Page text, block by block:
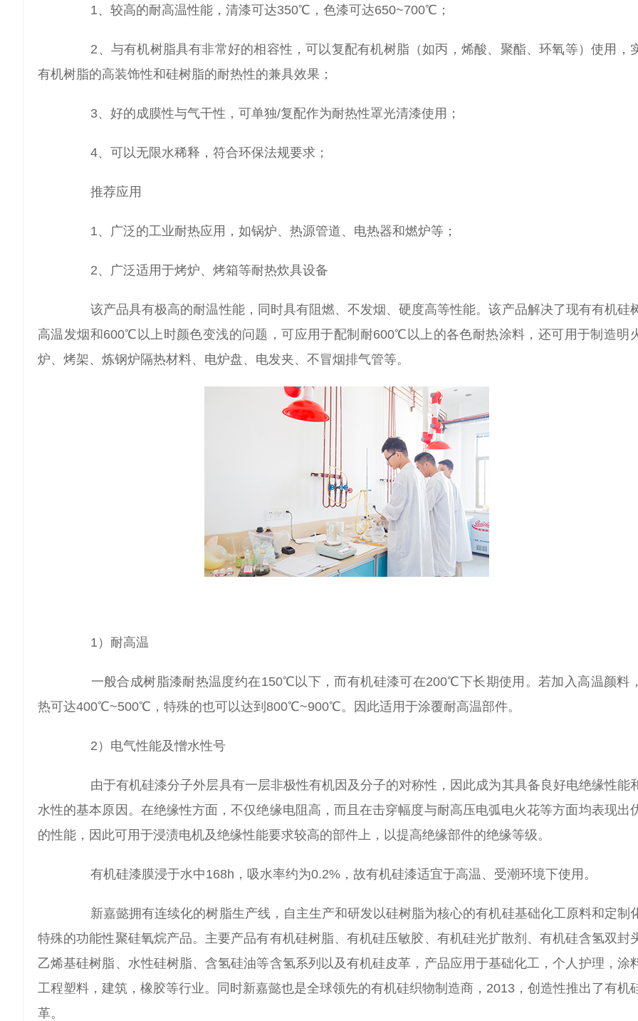
1、较高的耐高温性能，清漆可达350℃，色漆可达650~700℃；
2、与有机树脂具有非常好的相容性，可以复配有机树脂（如丙，烯酸、聚酯、环氧等）使用，
有机树脂的高装饰性和硅树脂的耐热性的兼具效果；
3、好的成膜性与气干性，可单独/复配作为耐热性罩光清漆使用；
4、可以无限水稀释，符合环保法规要求；
推荐应用
1、广泛的工业耐热应用，如锅炉、热源管道、电热器和燃炉等；
2、广泛适用于烤炉、烤箱等耐热炊具设备
该产品具有极高的耐温性能，同时具有阻燃、不发烟、硬度高等性能。该产品解决了现有有机硅
高温发烟和600℃以上时颜色变浅的问题，可应用于配制耐600℃以上的各色耐热涂料，还可用于制造明
炉、烤架、炼钢炉隔热材料、电炉盘、电发夹、不冒烟排气管等。
1）耐高温
一般合成树脂漆耐热温度约在150℃以下，而有机硅漆可在200℃下长期使用。若加入高温颜料
热可达400℃~500℃，特殊的也可以达到800℃~900℃。因此适用于涂覆耐高温部件。
2）电气性能及憎水性号
由于有机硅漆分子外层具有一层非极性有机因及分子的对称性，因此成为其具备良好电绝缘性能
水性的基本原因。在绝缘性方面，不仅绝缘电阻高，而且在击穿幅度与耐高压电弧电火花等方面均表现出
的性能，因此可用于浸渍电机及绝缘性能要求较高的部件上，以提高绝缘部件的绝缘等级。
有机硅漆膜浸于水中168h，吸水率约为0.2%，故有机硅漆适宜于高温、受潮环境下使用。
新嘉懿拥有连续化的树脂生产线，自主生产和研发以硅树脂为核心的有机硅基础化工原料和定制
特殊的功能性聚硅氧烷产品。主要产品有有机硅树脂、有机硅压敏胶、有机硅光扩散剂、有机硅含氢双封
乙烯基硅树脂、水性硅树脂、含氢硅油等含氢系列以及有机硅皮革，产品应用于基础化工，个人护理，涂
工程塑料，建筑，橡胶等行业。同时新嘉懿也是全球领先的有机硅织物制造商，2013，创造性推出了有机
革。